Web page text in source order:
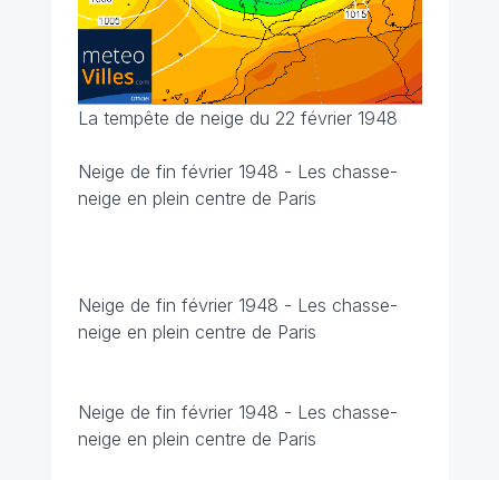
La tempête de neige du 22 février 1948
Neige de fin février 1948 - Les chasse-
neige en plein centre de Paris
Neige de fin février 1948 - Les chasse-
neige en plein centre de Paris
Neige de fin février 1948 - Les chasse-
neige en plein centre de Paris